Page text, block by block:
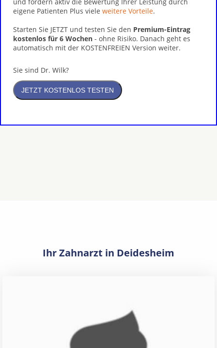
eigene Patienten Plus viele weitere Vorteile.
Starten Sie JETZT und testen Sie den Premium-Eintrag
kostenlos für 6 Wochen - ohne Risiko. Danach geht es
automatisch mit der KOSTENFREIEN Version weiter.
Sie sind Dr. Wilk?
Ihr Zahnarzt in Deidesheim